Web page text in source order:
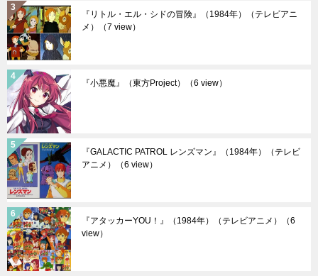
『リトル・エル・シドの冒険』（1984年）（テレビアニ
メ）
（7 view）
『小悪魔』（東方Project） （6 view）
『GALACTIC PATROL レンズマン』（1984年）（テレビ
アニメ）
（6 view）
『アタッカーYOU！』（1984年）（テレビアニメ）
（6
view）